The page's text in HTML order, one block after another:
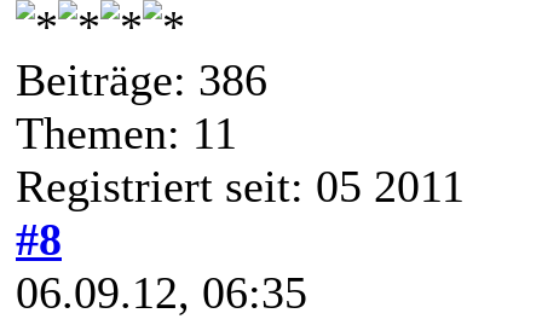
Beiträge: 386
Themen: 11
Registriert seit: 05 2011
#8
06.09.12, 06:35